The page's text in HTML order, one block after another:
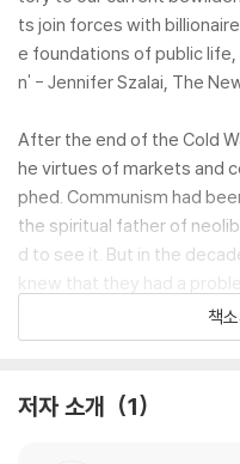
ts join forces with
e foundations of public
n' - Jennifer Szalai, The
After the end of the Cold
he virtues of markets and
phed. Communism had
the spiritual father of
d to see it. But in the
knew that they had a
from civil rights and
proving roadblocks in the
ness and special pleading.
책
저자 소개 1